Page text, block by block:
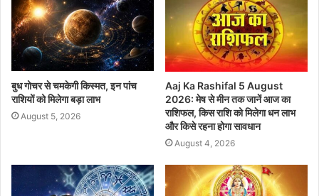
बुध गोचर से चमकेगी किस्मत, इन पांच
राशियों को मिलेगा बड़ा लाभ
August 5, 2026
Aaj Ka Rashifal 5 August
2026: मेष से मीन तक जानें आज का
राशिफल, किस राशि को मिलेगा धन लाभ
और किसे रहना होगा सावधान
August 4, 2026